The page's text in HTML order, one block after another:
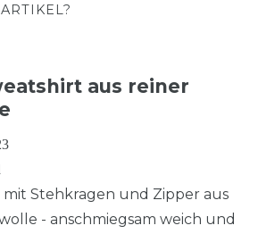
aus reiner
Stehkragen und Zipper aus
- anschmiegsam weich und